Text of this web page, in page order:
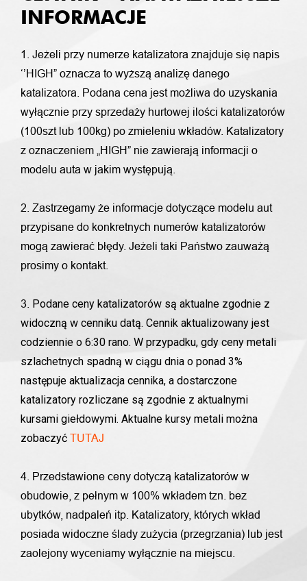
INFORMACJE
1. Jeżeli przy numerze katalizatora znajduje się napis
‘’HIGH” oznacza to wyższą analizę danego
katalizatora. Podana cena jest możliwa do uzyskania
wyłącznie przy sprzedaży hurtowej ilości katalizatorów
(100szt lub 100kg) po zmieleniu wkładów. Katalizatory
z oznaczeniem „HIGH” nie zawierają informacji o
modelu auta w jakim występują.
2. Zastrzegamy że informacje dotyczące modelu aut
przypisane do konkretnych numerów katalizatorów
mogą zawierać błędy. Jeżeli taki Państwo zauważą
prosimy o kontakt.
3. Podane ceny katalizatorów są aktualne zgodnie z
widoczną w cenniku datą. Cennik aktualizowany jest
codziennie o 6:30 rano. W przypadku, gdy ceny metali
szlachetnych spadną w ciągu dnia o ponad 3%
następuje aktualizacja cennika, a dostarczone
katalizatory rozliczane są zgodnie z aktualnymi
kursami giełdowymi. Aktualne kursy metali można
zobaczyć TUTAJ
4. Przedstawione ceny dotyczą katalizatorów w
obudowie, z pełnym w 100% wkładem tzn. bez
ubytków, nadpaleń itp. Katalizatory, których wkład
posiada widoczne ślady zużycia (przegrzania) lub jest
zaolejony wyceniamy wyłącznie na miejscu.